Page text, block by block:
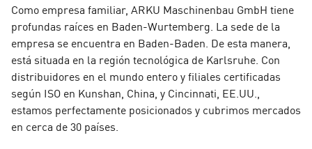
Natalie Schmid
Leiterin Personal / Head of HR
+49 7221 5009-838
natalie.schmid@arku.de
Como empresa familiar, ARKU Maschinenbau GmbH tiene
profundas raíces en Baden-Wurtemberg. La sede de la
empresa se encuentra en Baden-Baden. De esta manera,
está situada en la región tecnológica de Karlsruhe. Con
distribuidores en el mundo entero y filiales certificadas
según ISO en Kunshan, China, y Cincinnati, EE.UU.,
estamos perfectamente posicionados y cubrimos mercados
en cerca de 30 países.